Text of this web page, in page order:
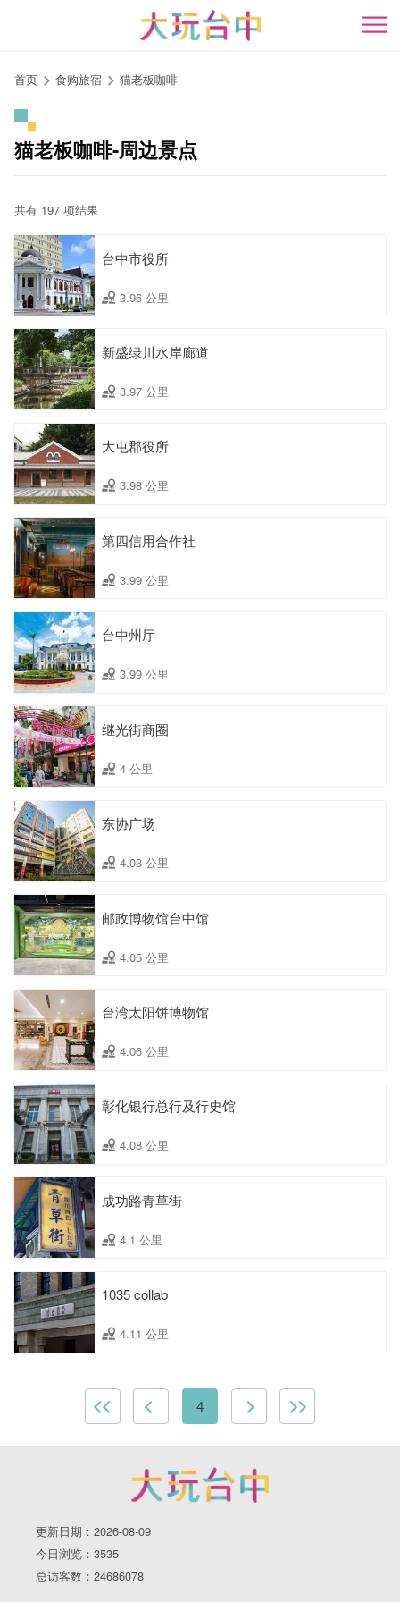
开
首页 食购旅宿 猫老板咖啡
猫老板咖啡-周边景点
共有 197 项结果
台中市役所
3.96 公里
新盛绿川水岸廊道
3.97 公里
大屯郡役所
3.98 公里
第四信用合作社
3.99 公里
台中州厅
3.99 公里
继光街商圈
4 公里
东协广场
4.03 公里
邮政博物馆台中馆
4.05 公里
台湾太阳饼博物馆
4.06 公里
彰化银行总行及行史馆
4.08 公里
成功路青草街
4.1 公里
1035 collab
4.11 公里
4
更新日期：2026-08-09
今日浏览：3535
总访客数：24686078